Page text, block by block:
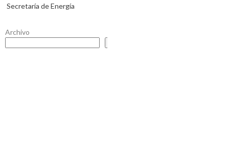
Secretaría de Energía
Archivo